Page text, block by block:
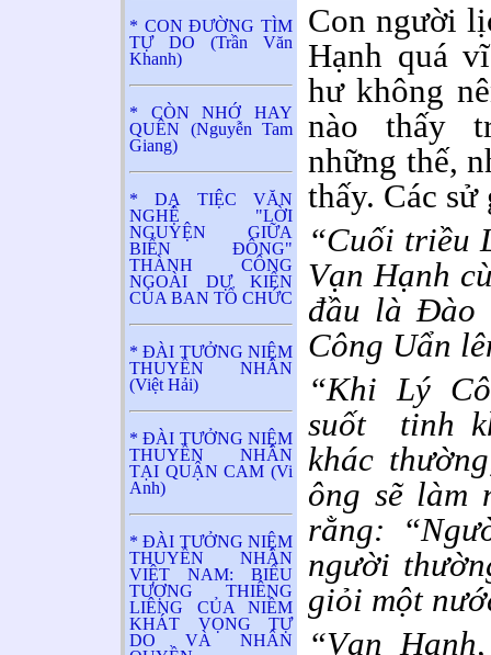
* CON ĐƯỜNG TÌM
TỰ DO (Trần Văn
Khanh)
* CÒN NHỚ HAY
QUÊN (Nguyễn Tam
Giang)
* DẠ TIỆC VĂN
NGHỆ "LỜI
NGUYỆN GIỮA
BIỂN ĐÔNG"
THÀNH CÔNG
NGOÀI DỰ KIẾN
CỦA BAN TỔ CHỨC
* ĐÀI TƯỞNG NIỆM
THUYỀN NHÂN
(Việt Hải)
* ĐÀI TƯỞNG NIỆM
THUYỀN NHÂN
TẠI QUẬN CAM (Vi
Anh)
* ĐÀI TƯỞNG NIỆM
THUYỀN NHÂN
VIỆT NAM: BIỂU
TƯỢNG THIÊNG
LIÊNG CỦA NIỀM
KHÁT VỌNG TỰ
DO VÀ NHÂN
Con người
Hạnh quá
hư không
nào thấy
những thế,
thấy. Các
“Cuối triều
Vạn Hạnh
đầu là Đào
Công Uẩn
“Khi Lý
suốt tinh
khác
ông sẽ làm
rằng:
người
giỏi một
“Vạn